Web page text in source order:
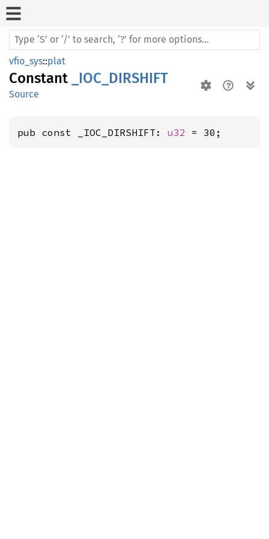
vfio_sys::plat
Constant _IOC_DIRSHIFT
Source
pub const _IOC_DIRSHIFT: u32 = 30;